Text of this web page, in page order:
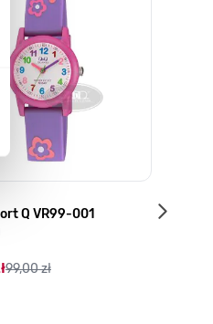
Q VR99-001
99,00 zł